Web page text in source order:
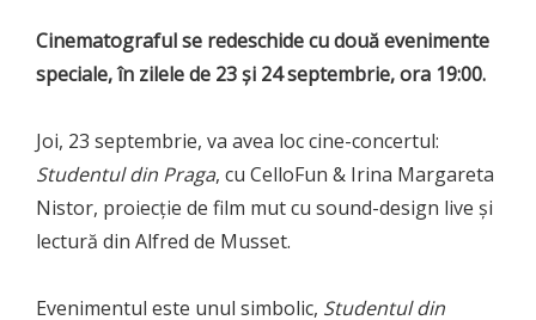
Cinematograful se redeschide cu două evenimente
speciale, în zilele de 23 și 24 septembrie, ora 19:00.
Joi, 23 septembrie, va avea loc cine-concertul:
Studentul din Praga, cu CelloFun & Irina Margareta
Nistor, proiecție de film mut cu sound-design live și
lectură din Alfred de Musset.
Evenimentul este unul simbolic, Studentul din